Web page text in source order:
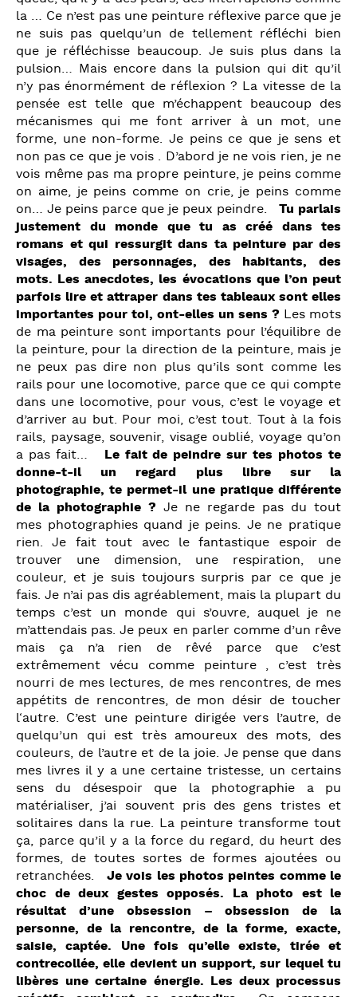
la … Ce n’est pas une peinture réflexive parce que je
ne suis pas quelqu’un de tellement réfléchi bien
que je réfléchisse beaucoup. Je suis plus dans la
pulsion… Mais encore dans la pulsion qui dit qu’il
n’y pas énormément de réflexion ? La vitesse de la
pensée est telle que m’échappent beaucoup des
mécanismes qui me font arriver à un mot, une
forme, une non-forme. Je peins ce que je sens et
non pas ce que je vois . D’abord je ne vois rien, je ne
vois même pas ma propre peinture, je peins comme
on aime, je peins comme on crie, je peins comme
on… Je peins parce que je peux peindre. Tu parlais
justement du monde que tu as créé dans tes
romans et qui ressurgit dans ta peinture par des
visages, des personnages, des habitants, des
mots. Les anecdotes, les évocations que l’on peut
parfois lire et attraper dans tes tableaux sont elles
importantes pour toi, ont-elles un sens ? Les mots
de ma peinture sont importants pour l’équilibre de
la peinture, pour la direction de la peinture, mais je
ne peux pas dire non plus qu’ils sont comme les
rails pour une locomotive, parce que ce qui compte
dans une locomotive, pour vous, c’est le voyage et
d’arriver au but. Pour moi, c’est tout. Tout à la fois
rails, paysage, souvenir, visage oublié, voyage qu’on
a pas fait… Le fait de peindre sur tes photos te
donne-t-il un regard plus libre sur la
photographie, te permet-il une pratique différente
de la photographie ? Je ne regarde pas du tout
mes photographies quand je peins. Je ne pratique
rien. Je fait tout avec le fantastique espoir de
trouver une dimension, une respiration, une
couleur, et je suis toujours surpris par ce que je
fais. Je n’ai pas dis agréablement, mais la plupart du
temps c’est un monde qui s’ouvre, auquel je ne
m’attendais pas. Je peux en parler comme d’un rêve
mais ça n’a rien de rêvé parce que c’est
extrêmement vécu comme peinture , c’est très
nourri de mes lectures, de mes rencontres, de mes
appétits de rencontres, de mon désir de toucher
l‘autre. C’est une peinture dirigée vers l’autre, de
quelqu’un qui est très amoureux des mots, des
couleurs, de l’autre et de la joie. Je pense que dans
mes livres il y a une certaine tristesse, un certains
sens du désespoir que la photographie a pu
matérialiser, j’ai souvent pris des gens tristes et
solitaires dans la rue. La peinture transforme tout
ça, parce qu’il y a la force du regard, du heurt des
formes, de toutes sortes de formes ajoutées ou
retranchées. Je vois les photos peintes comme le
choc de deux gestes opposés. La photo est le
résultat d’une obsession – obsession de la
personne, de la rencontre, de la forme, exacte,
saisie, captée. Une fois qu’elle existe, tirée et
contrecollée, elle devient un support, sur lequel tu
libères une certaine énergie. Les deux processus